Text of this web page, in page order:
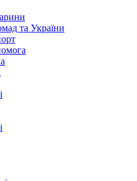
та України